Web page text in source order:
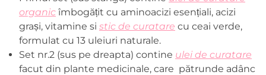
organic îmbogățit cu aminoacizi esențiali, acizi
grași, vitamine si stic de curatare cu ceai verde,
formulat cu 13 uleiuri naturale.
Set nr.2 (sus pe dreapta) contine ulei de curatare
facut din plante medicinale, care pătrunde adânc